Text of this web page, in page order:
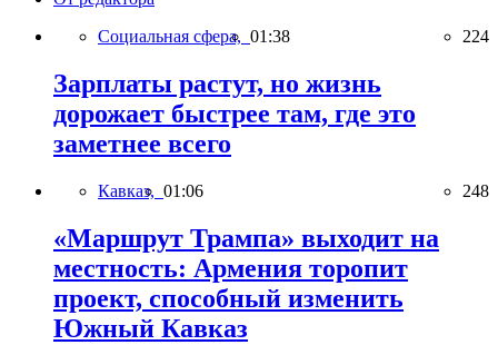
Социальная сфера, 01:38 224
Зарплаты растут, но жизнь
дорожает быстрее там, где это
заметнее всего
Кавказ, 01:06 248
«Маршрут Трампа» выходит на
местность: Армения торопит
проект, способный изменить
Южный Кавказ